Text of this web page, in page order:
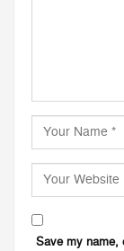
Save my name,